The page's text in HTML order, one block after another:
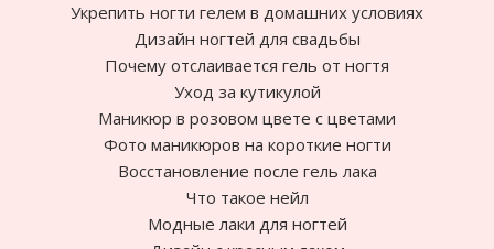
Укрепить ногти гелем в домашних условиях
Дизайн ногтей для свадьбы
Почему отслаивается гель от ногтя
Уход за кутикулой
Маникюр в розовом цвете с цветами
Фото маникюров на короткие ногти
Восстановление после гель лака
Что такое нейл
Модные лаки для ногтей